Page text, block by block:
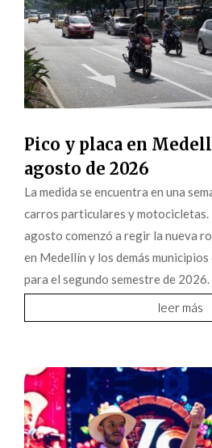
Pico y placa en
agosto de 2026
La medida se encuentra en una
carros particulares y motocicletas.
agosto comenzó a regir la nueva
en Medellín y los demás
para el segundo semestre de 2026.
leer más